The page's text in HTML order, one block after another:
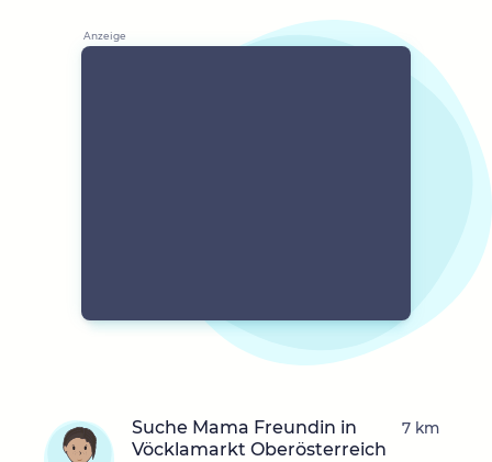
Suche Mama Freundin in
Vöcklamarkt Oberösterreich
7 km